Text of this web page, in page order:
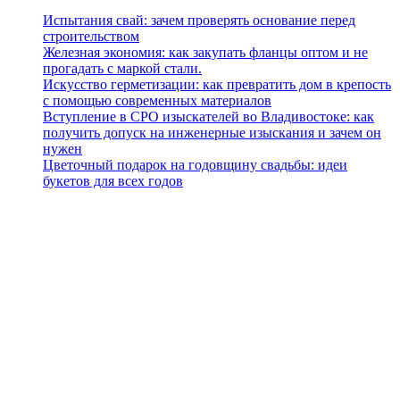
Испытания свай: зачем проверять основание перед
строительством
Железная экономия: как закупать фланцы оптом и не
прогадать с маркой стали.
Искусство герметизации: как превратить дом в крепость
с помощью современных материалов
Вступление в СРО изыскателей во Владивостоке: как
получить допуск на инженерные изыскания и зачем он
нужен
Цветочный подарок на годовщину свадьбы: идеи
букетов для всех годов